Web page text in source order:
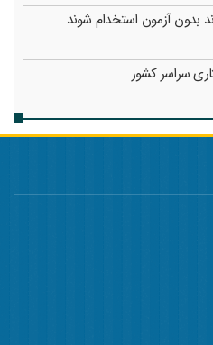
بدون آزمون استخدام شوند
سراسر کشور